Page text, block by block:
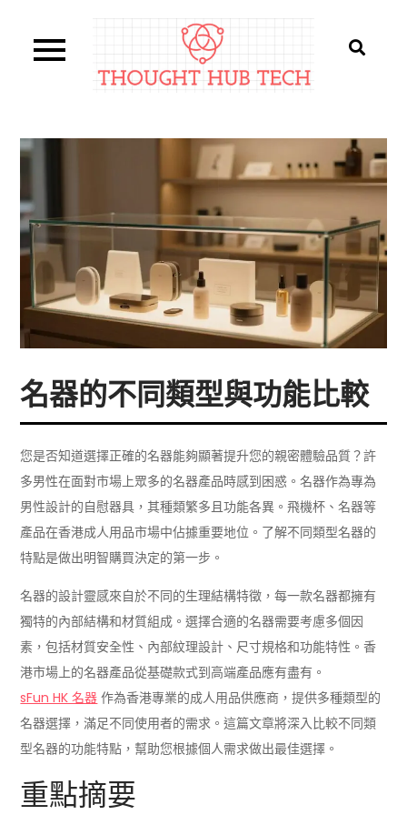
content
名器的不同類型與功能比較
您是否知道選擇正確的名器能夠顯著提升您的親密體驗品質？許
多男性在面對市場上眾多的名器產品時感到困惑。名器作為專為
男性設計的自慰器具，其種類繁多且功能各異。飛機杯、名器等
產品在香港成人用品市場中佔據重要地位。了解不同類型名器的
特點是做出明智購買決定的第一步。
名器的設計靈感來自於不同的生理結構特徵，每一款名器都擁有
獨特的內部結構和材質組成。選擇合適的名器需要考慮多個因
素，包括材質安全性、內部紋理設計、尺寸規格和功能特性。香
港市場上的名器產品從基礎款式到高端產品應有盡有。
sFun HK 名器 作為香港專業的成人用品供應商，提供多種類型的
名器選擇，滿足不同使用者的需求。這篇文章將深入比較不同類
型名器的功能特點，幫助您根據個人需求做出最佳選擇。
重點摘要